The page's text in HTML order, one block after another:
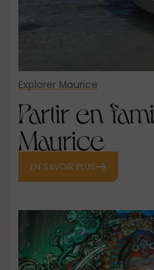
Explorer Maurice
Partir en
Maurice
EN SAVOIR PLUS